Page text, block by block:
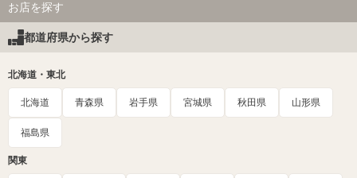
お店を探す
都道府県から探す
北海道・東北
北海道 青森県 岩手県 宮城県 秋田県 山形県
福島県
関東